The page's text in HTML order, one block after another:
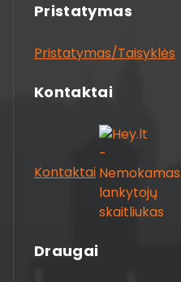
Pristatymas
Pristatymas/Taisyklės
Kontaktai
Kontaktai
Draugai